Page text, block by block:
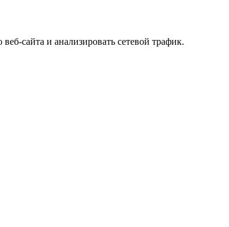
сайта и анализировать сетевой трафик.